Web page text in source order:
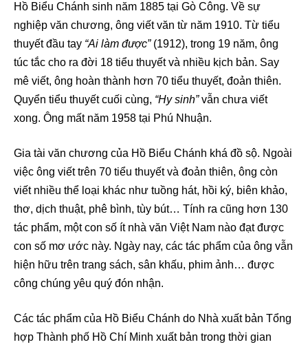
Hồ Biểu Chánh sinh năm 1885 tại Gò Công. Về sự
nghiệp văn chương, ông viết văn từ năm 1910. Từ tiểu
thuyết đầu tay “Ai làm được”(1912), trong 19 năm, ông
túc tắc cho ra đời 18 tiểu thuyết và nhiều kịch bản. Say
mê viết, ông hoàn thành hơn 70 tiểu thuyết, đoản thiên.
Quyển tiểu thuyết cuối cùng, “Hy sinh”vẫn chưa viết
xong. Ông mất năm 1958 tại Phú Nhuận.
Gia tài văn chương của Hồ Biểu Chánh khá đồ sộ. Ngoài
việc ông viết trên 70 tiểu thuyết và đoản thiên, ông còn
viết nhiều thể loại khác như tuồng hát, hồi ký, biên khảo,
thơ, dịch thuật, phê bình, tùy bút… Tính ra cũng hơn 130
tác phẩm, một con số ít nhà văn Việt Nam nào đạt được
con số mơ ước này. Ngày nay, các tác phẩm của ông vẫn
hiện hữu trên trang sách, sân khấu, phim ảnh… được
công chúng yêu quý đón nhận.
Các tác phẩm của Hồ Biểu Chánh do Nhà xuất bản Tổng
hợp Thành phố Hồ Chí Minh xuất bản trong thời gian